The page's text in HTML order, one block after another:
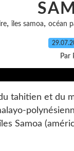
, îles samoa, océan
Par
tahitien et du
Samoa